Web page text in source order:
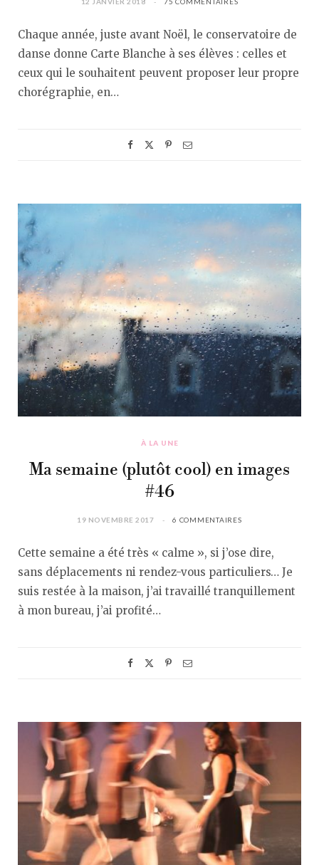
12 JANVIER 2018 75 COMMENTAIRES
Chaque année, juste avant Noël, le conservatoire de
danse donne Carte Blanche à ses élèves : celles et
ceux qui le souhaitent peuvent proposer leur propre
chorégraphie, en…
À LA UNE
Ma semaine (plutôt cool) en images
#46
19 NOVEMBRE 2017 6 COMMENTAIRES
Cette semaine a été très « calme », si j’ose dire,
sans déplacements ni rendez-vous particuliers… Je
suis restée à la maison, j’ai travaillé tranquillement
à mon bureau, j’ai profité…